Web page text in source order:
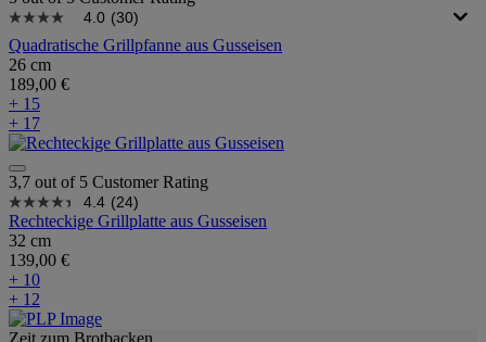
4.0 (30)
Quadratische Grillpfanne aus Gusseisen
26 cm
189,00 €
+ 15
+ 17
3,7 out of 5 Customer Rating
4.4 (24)
Rechteckige Grillplatte aus Gusseisen
32 cm
139,00 €
+ 10
+ 12
Zeit zum Brotbacken